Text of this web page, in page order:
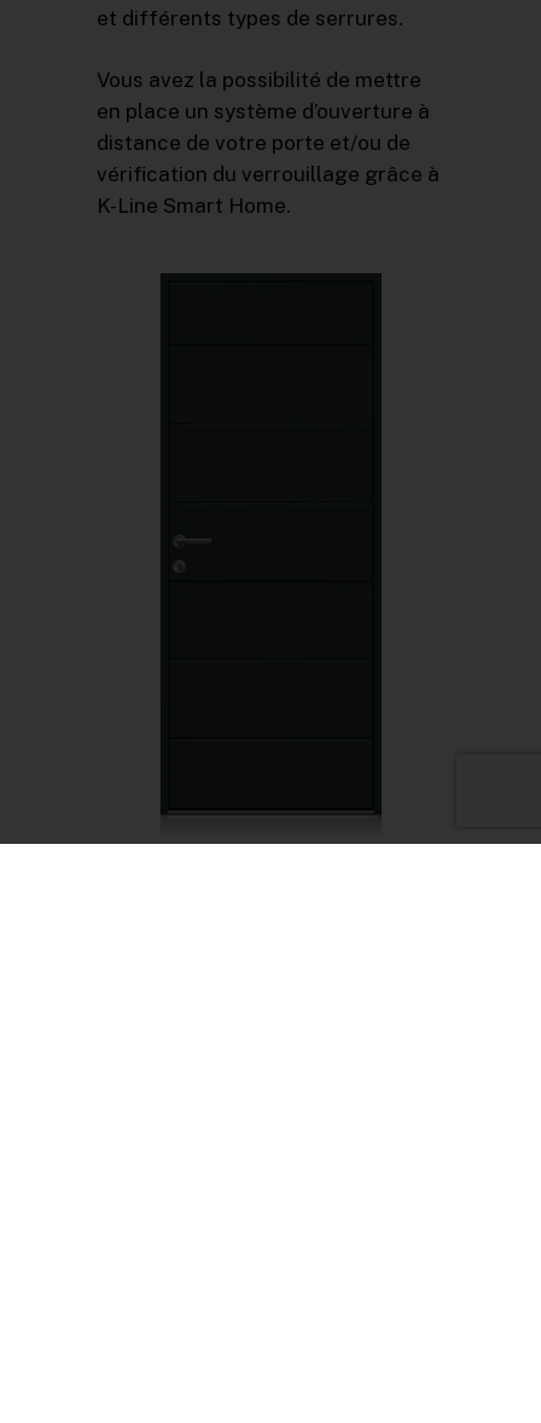
et différents types de serrures.
Vous avez la possibilité de mettre
en place un système d’ouverture à
distance de votre porte et/ou de
vérification du verrouillage grâce à
K-Line Smart Home.